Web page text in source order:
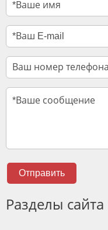
Отправить
Разделы сайта